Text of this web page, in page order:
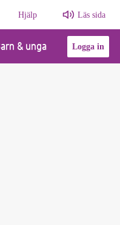
Hjälp Läs sida
& unga Logga in